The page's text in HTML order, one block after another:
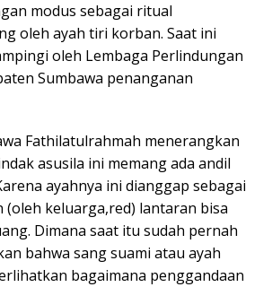
modus sebagai ritual
oleh ayah tiri korban. Saat ini
oleh Lembaga Perlindungan
Sumbawa penanganan
Fathilatulrahmah menerangkan
asusila ini memang ada andil
ayahnya ini dianggap sebagai
(oleh keluarga,red) lantaran bisa
Dimana saat itu sudah pernah
bahwa sang suami atau ayah
bagaimana penggandaan